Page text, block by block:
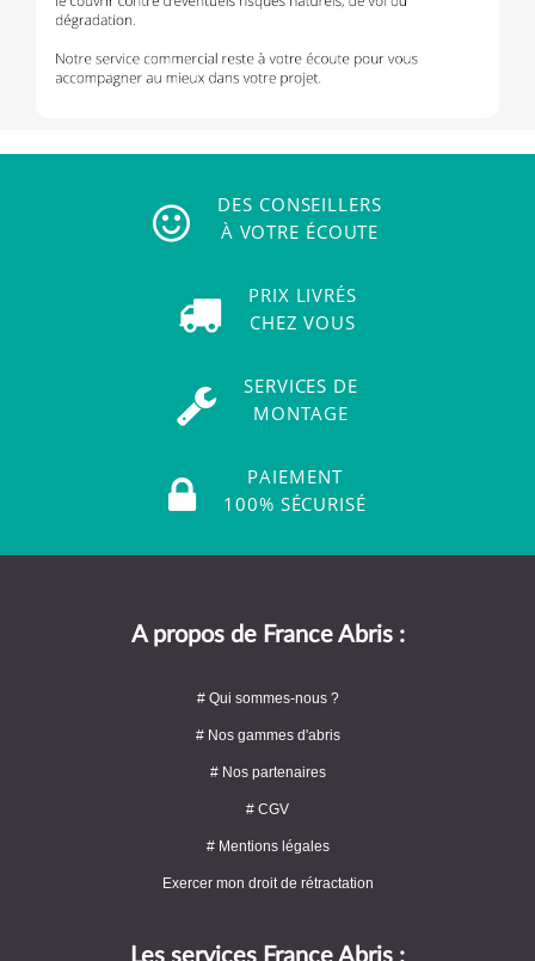
DES CONSEILLERS
À VOTRE ÉCOUTE
PRIX LIVRÉS
CHEZ VOUS
SERVICES DE
MONTAGE
PAIEMENT
100% SÉCURISÉ
A propos de France Abris :
# Qui sommes-nous ?
# Nos gammes d'abris
# Nos partenaires
# CGV
# Mentions légales
Exercer mon droit de rétractation
Les services France Abris :